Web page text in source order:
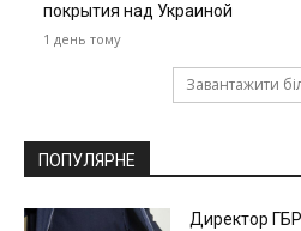
покрытия над Украиной
1 день тому
Завантажити
ПОПУЛЯРНЕ
Директор